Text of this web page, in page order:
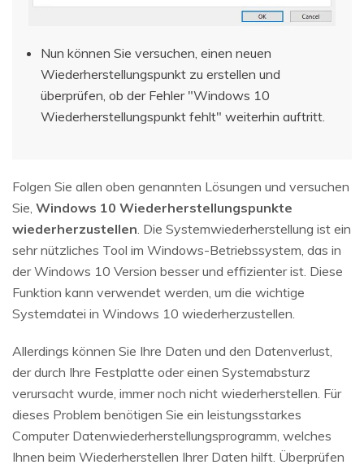
Nun können Sie versuchen, einen neuen
Wiederherstellungspunkt zu erstellen und
überprüfen, ob der Fehler "Windows 10
Wiederherstellungspunkt fehlt" weiterhin auftritt.
Folgen Sie allen oben genannten Lösungen und versuchen
Sie, Windows 10 Wiederherstellungspunkte
wiederherzustellen. Die Systemwiederherstellung ist ein
sehr nützliches Tool im Windows-Betriebssystem, das in
der Windows 10 Version besser und effizienter ist. Diese
Funktion kann verwendet werden, um die wichtige
Systemdatei in Windows 10 wiederherzustellen.
Allerdings können Sie Ihre Daten und den Datenverlust,
der durch Ihre Festplatte oder einen Systemabsturz
verursacht wurde, immer noch nicht wiederherstellen. Für
dieses Problem benötigen Sie ein leistungsstarkes
Computer Datenwiederherstellungsprogramm, welches
Ihnen beim Wiederherstellen Ihrer Daten hilft. Überprüfen